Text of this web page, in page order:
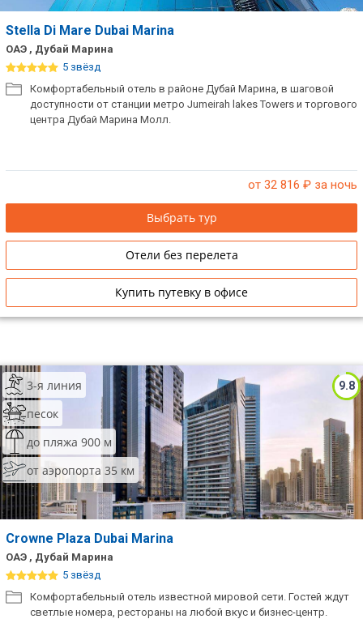
Stella Di Mare Dubai Marina
ОАЭ , Дубай Марина
5 звёзд
Комфортабельный отель в районе Дубай Марина, в шаговой
доступности от станции метро Jumeirah lakes Towers и торгового
центра Дубай Марина Молл.
от 32 816 ₽ за ночь
Выбрать тур
Отели без перелета
Купить путевку в офисе
9.8
3-я линия
песок
до пляжа 900 м
от аэропорта 35 км
Crowne Plaza Dubai Marina
ОАЭ , Дубай Марина
5 звёзд
Комфортабельный отель известной мировой сети. Гостей ждут
светлые номера, рестораны на любой вкус и бизнес-центр.
Недорогие отели 3*
звезды
Сетевые отели Турции
Сетевые отели Египта
Сетевые отели ОАЭ
Сетевые отели Шри Ланки
Сетевые отели Вьетнама
Сетевые отели Мальдив
Сетевые отели Сейшел
Сетевые отели Маврикия